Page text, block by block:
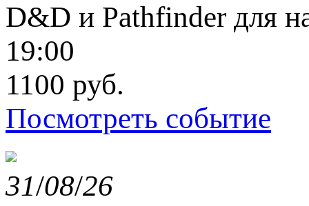
D&D и Pathfinder для
19:00
1100 руб.
Посмотреть событие
31/08/26